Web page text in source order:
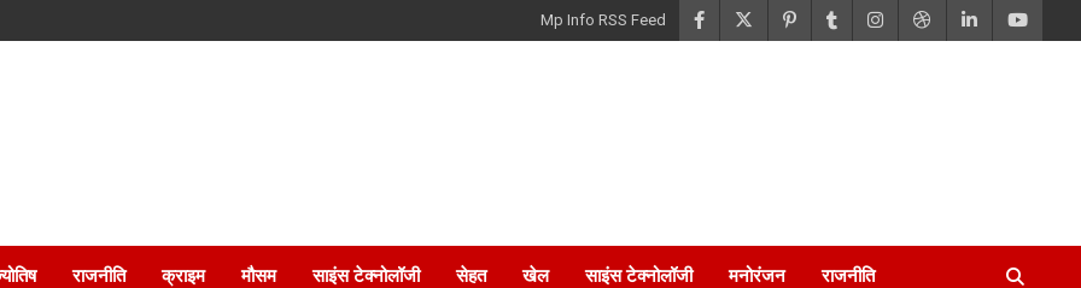
Mp Info RSS Feed
राजनीति क्राइम मौसम साइंस टेक्नोलॉजी सेहत खेल साइंस टेक्नोलॉजी मनोरंजन राजनीति